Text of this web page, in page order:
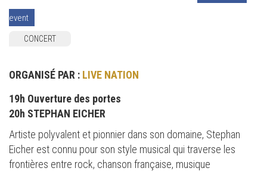
event
CONCERT
ORGANISÉ PAR : LIVE NATION
19h Ouverture des portes
20h STEPHAN EICHER
Artiste polyvalent et pionnier dans son domaine, Stephan
Eicher est connu pour son style musical qui traverse les
frontières entre rock, chanson française, musique